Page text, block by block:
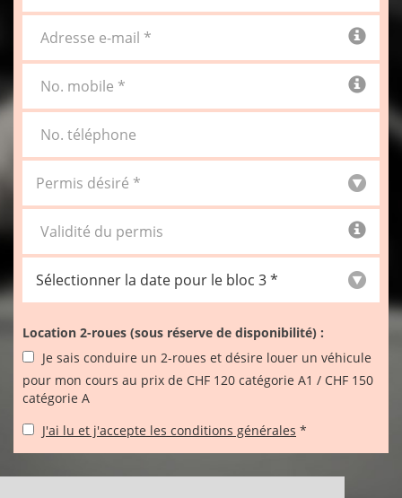
Adresse e-mail *
No. mobile *
No. téléphone
Validité du permis
Location 2-roues (sous réserve de disponibilité) :
Je sais conduire un 2-roues et désire louer un véhicule
pour mon cours au prix de CHF 120 catégorie A1 / CHF 150
catégorie A
J'ai lu et j'accepte les conditions générales *